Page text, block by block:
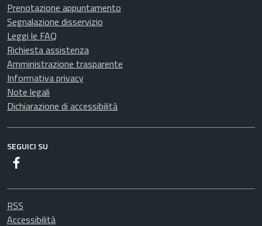
Prenotazione appuntamento
Segnalazione disservizio
Leggi le FAQ
Richiesta assistenza
Amministrazione trasparente
Informativa privacy
Note legali
Dichiarazione di accessibilità
SEGUICI SU
RSS
Accessibilità